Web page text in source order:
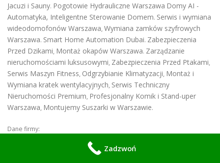
Jacuzi i Sauny. Pogotowie Hydrauliczne Warszawa Domy AI -
Automatyka, Inteligentne Sterowanie Domem. Serwis i wymiana
wideodomofonów Warszawa, Wymiana zamków szyfrowych
Warszawa. Smart Home Automation Dubai. Zabezpieczenia
Przed Dzikami, Montaż okapów Warszawa. Zarządzanie
nieruchomościami luksusowymi, Zabezpieczenia Przed Ptakami,
Serwis Maszyn Fitness, Odgrzybianie Klimatyzacji, Montaż i
Wymiana kratek wentylacyjnych, Serwis Techniczny
Nieruchomości Premium, Profesjonalny Komik i Stand-uper
Warszawa, Montujemy Suszarki w Warszawie.
Dane firmy:
Zadzwoń